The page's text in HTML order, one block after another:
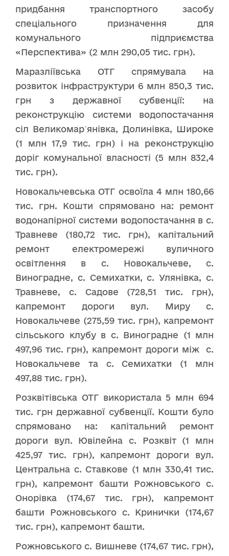
придбання транспортного засобу
спеціального призначення для
комунального підприємства
«Перспектива» (2 млн 290,05 тис. грн).
Маразліївська ОТГ спрямувала на
розвиток інфраструктури 6 млн 850,3 тис.
грн з державної субвенції: на
реконструкцію системи водопостачання
сіл Великомар᾿янівка, Долинівка, Широке
(1 млн 17,9 тис. грн) і на реконструкцію
доріг комунальної власності (5 млн 832,4
тис. грн).
Новокальчевська ОТГ освоїла 4 млн 180,66
тис. грн. Кошти спрямовано на: ремонт
водонапірної системи водопостачання в с.
Травневе (180,72 тис. грн), капітальний
ремонт електромережі вуличного
освітлення в с. Новокальчеве, с.
Виноградне, с. Семихатки, с. Улянівка, с.
Травневе, с. Садове (728,51 тис. грн),
капремонт дороги вул. Миру с.
Новокальчеве (275,59 тис. грн), капремонт
сільського клубу в с. Виноградне (1 млн
497,96 тис. грн), капремонт дороги між с.
Новокальчеве та с. Семихатки (1 млн
497,88 тис. грн).
Розквітівська ОТГ використала 5 млн 694
тис. грн державної субвенції. Кошти було
спрямовано на: капітальний ремонт
дороги вул. Ювілейна с. Розквіт (1 млн
425,97 тис. грн), капремонт дороги вул.
Центральна с. Ставкове (1 млн 330,41 тис.
грн), капремонт башти Рожновського с.
Онорівка (174,67 тис. грн), капремонт
башти Рожновського с. Кринички (174,67
тис. грн), капремонт башти.
Рожновського с. Вишневе (174,67 тис. грн),